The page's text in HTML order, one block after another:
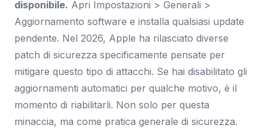
disponibile. Apri Impostazioni > Generali >
Aggiornamento software e installa qualsiasi update
pendente. Nel 2026, Apple ha rilasciato diverse
patch di sicurezza specificamente pensate per
mitigare questo tipo di attacchi. Se hai disabilitato gli
aggiornamenti automatici per qualche motivo, è il
momento di riabilitarli. Non solo per questa
minaccia, ma come pratica generale di sicurezza.